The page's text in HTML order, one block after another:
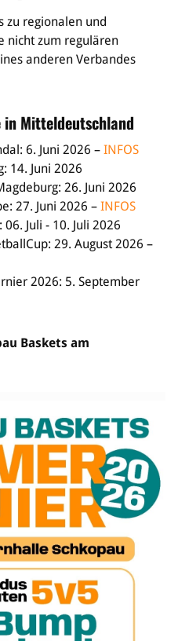
zu regionalen und
nicht zum regulären
anderen Verbandes
Mitteldeutschland
6. Juni 2026 – INFOS
14. Juni 2026
26. Juni 2026
27. Juni 2026 – INFOS
Juli - 10. Juli 2026
29. August 2026 –
2026: 5. September
Baskets am